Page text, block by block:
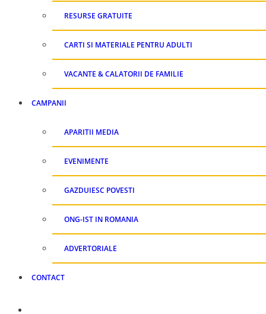
RESURSE GRATUITE
CARTI SI MATERIALE PENTRU ADULTI
VACANTE & CALATORII DE FAMILIE
CAMPANII
APARITII MEDIA
EVENIMENTE
GAZDUIESC POVESTI
ONG-IST IN ROMANIA
ADVERTORIALE
CONTACT